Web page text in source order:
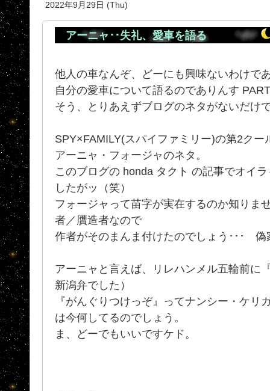
2022年9月29日 (Thu)
アーニャ･･失礼、愛車を語る
他人の車なんぞ、どーにも興味ないわけで
自分の愛車について語るのでありんす
そう、とりあえずブログのネタがないだけ
SPY×FAMILY(スパイファミリー)の第2クー
アーニャ・フォージャのネタ。
このブログの honda タクト の記事でオイ
したがッ（笑）
フォージャって苗字が実在するのか知りま
者／贋造者なので
作者がそのまんま付けたのでしょう･･･ 偽
アーニャと言えば、リレハンメル五輪前に
新潟弁でした）
『がんぐりつけっぞ』ってナンシー・ケリ
は今何してるのでしょう。
ま、どーでもいいですケド。